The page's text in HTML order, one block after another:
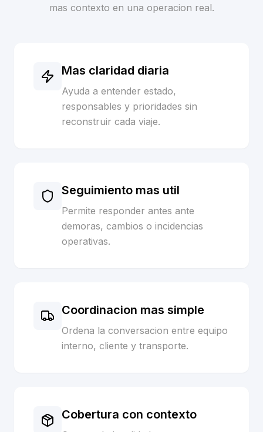
mas contexto en una operacion real.
Mas claridad diaria
Ayuda a entender estado,
responsables y prioridades sin
reconstruir cada viaje.
Seguimiento mas util
Permite responder antes ante
demoras, cambios o incidencias
operativas.
Coordinacion mas simple
Ordena la conversacion entre equipo
interno, cliente y transporte.
Cobertura con contexto